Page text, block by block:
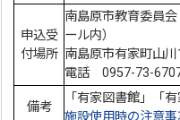
申込受
付場所
南島原市教育委員
ール内）
南島原市有家町山川
電話 0957-73-
備考
「有家図書館」「
施設使用時の注意事